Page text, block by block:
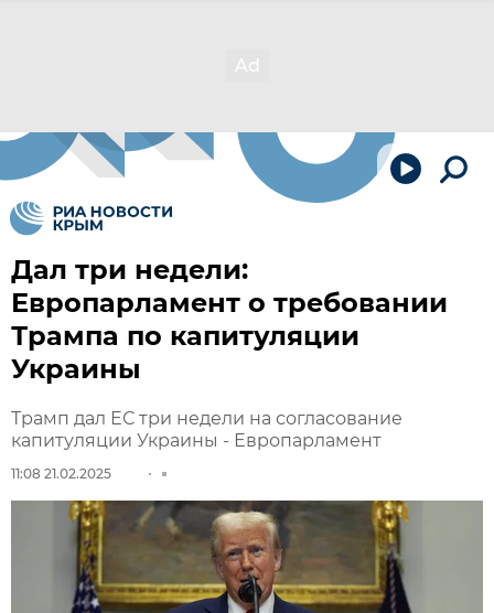
Дал три недели:
Европарламент о требовании
Трампа по капитуляции
Украины
Трамп дал ЕС три недели на согласование
капитуляции Украины - Европарламент
11:08 21.02.2025